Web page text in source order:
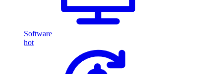
Software
hot